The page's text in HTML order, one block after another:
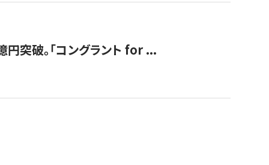
突破。「コングラント for ...